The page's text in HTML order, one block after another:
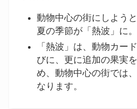
動物中心の街にしよう
夏の季節が「熱波」に。
「熱波」は、動物カー
びに、更に追加の果実
め、動物中心の街では
なります。